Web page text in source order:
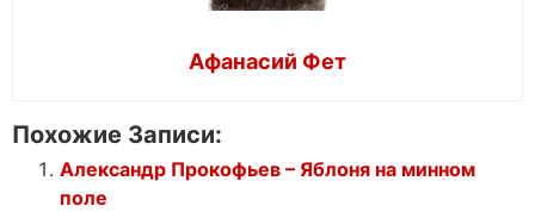
Афанасий Фет
Похожие Записи:
Александр Прокофьев – Яблоня на минном
поле